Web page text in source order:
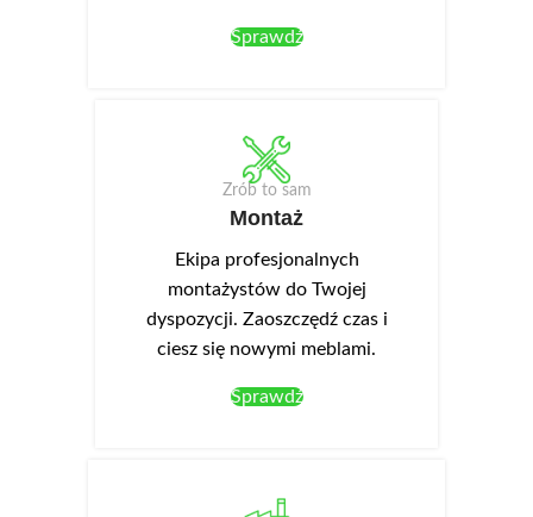
Sprawdź
Zrób to sam
Montaż
Ekipa profesjonalnych
montażystów do Twojej
dyspozycji. Zaoszczędź czas i
ciesz się nowymi meblami.
Sprawdź